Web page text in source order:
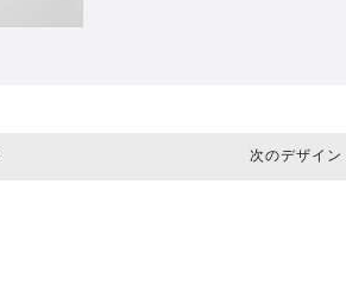
次のデザイン